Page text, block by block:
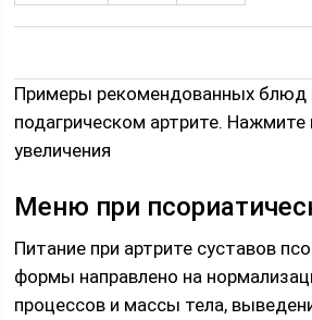
Примеры рекомендованных блюд
подагрическом артрите.
увеличения
Меню при
Питание при артрите суставов
формы направлено на
процессов и массы тела,